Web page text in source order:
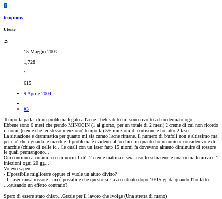
T
tempions
Utente
15 Maggio 2003
1,728
1
615
9 Aprile 2004
#3
Tempo fa parlai di un problema legato all'acne...beh subito mi sono rivolto ad un dermatologo.
Ebbene sono 6 mesi che prendo MINOCIN (1 al giorno, per un totale di 2 mesi) 2 creme di cui non ricordo
il nome (creme che lei stesso menziono' tempo fa) 5/6 iniezioni di cortisone e ho fatto 2 laser...
La situazione è drammatica per quanto mi sia curato l'acne rimane..il numero di brufoli non è altissimo ma
per cio' che riguarda le macchie il problema è evidente all'occhio..in quanto ho unnumero considerevole di
macchie (chiaro di pelle io.. )le quali con un laser fatto 15 giorni fa dovevano almeno diminuire di rossore
le quali permangono...
Ora continuo a curarmi con minocin 1 di', 2 creme mattina e sera, uso lo schiarente e una crema lenitiva e 1
iniezioni ogni 20 gg...
Volevo sapere:
- E'possibile migliorare oppure ci vuole un aiuto divino?
- Il laser causa rossore...ma è possibile che questo si sia accentuato dopo 10/15 gg da quando l'ho fatto
...causando un effetto contrario?
Spero di essere stato chiaro...Grazie per il lavoro che svolge (Una stretta di mano).